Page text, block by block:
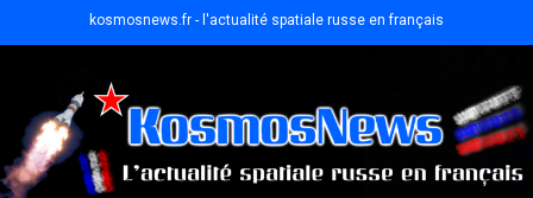
kosmosnews.fr - l'actualité spatiale russe en français